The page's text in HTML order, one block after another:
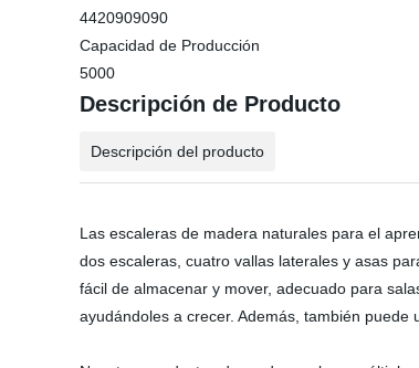
4420909090
Capacidad de Producción
5000
Descripción de Producto
Descripción del producto
Las escaleras de madera naturales para el
dos escaleras, cuatro vallas laterales y asas
fácil de almacenar y mover, adecuado para
ayudándoles a crecer. Además, también